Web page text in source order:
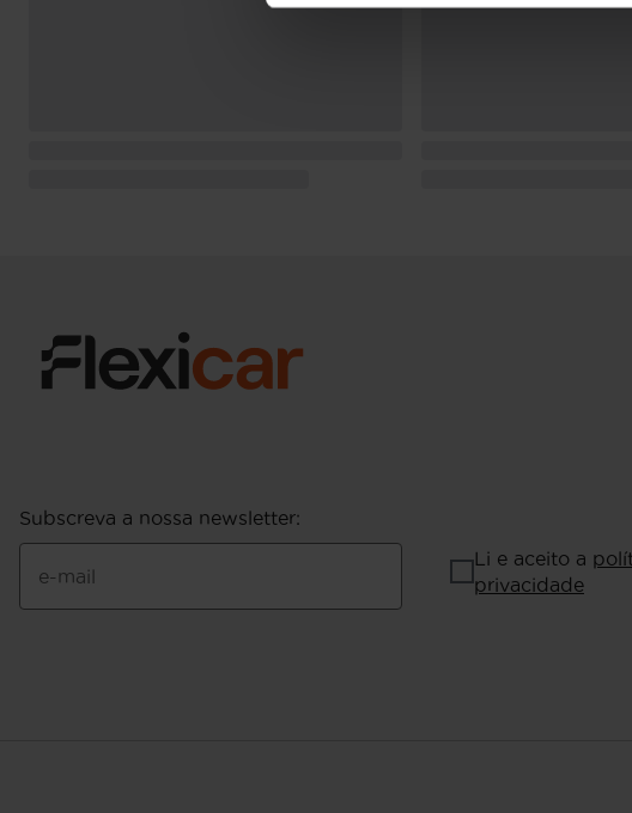
Subscreva a nossa newsletter:
e-mail
Li e aceito a
privacidade